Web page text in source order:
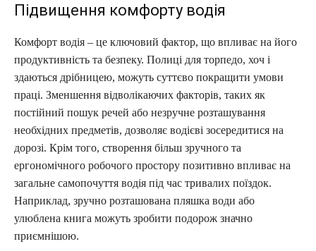
Підвищення комфорту водія
Комфорт водія – це ключовий фактор, що впливає на його
продуктивність та безпеку. Полиці для торпедо, хоч і
здаються дрібницею, можуть суттєво покращити умови
праці. Зменшення відволікаючих факторів, таких як
постійний пошук речей або незручне розташування
необхідних предметів, дозволяє водієві зосередитися на
дорозі. Крім того, створення більш зручного та
ергономічного робочого простору позитивно впливає на
загальне самопочуття водія під час тривалих поїздок.
Наприклад, зручно розташована пляшка води або
улюблена книга можуть зробити подорож значно
приємнішою.